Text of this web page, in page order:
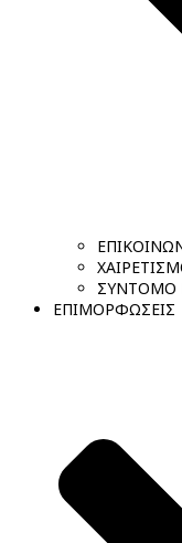
ΣΥΝΤΟΜΟ
ΕΠΙΜΟΡΦΩΣΕΙΣ